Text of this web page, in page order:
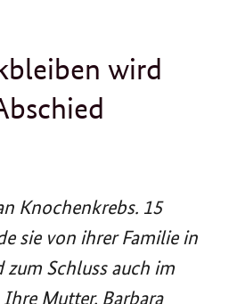
wird
Knochenkrebs. 15
sie von ihrer Familie in
Schluss auch im
Mutter, Barbara